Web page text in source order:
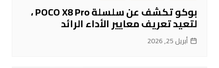
بوكو تكشف عن سلسلة POCO X8 Pro ،
لتعيد تعريف معايير الأداء الرائد
أبريل 25, 2026